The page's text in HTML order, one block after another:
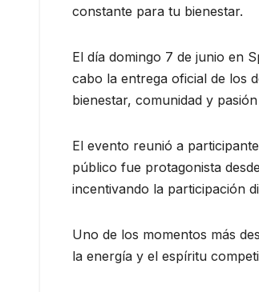
constante para tu bienestar.
El día domingo 7 de junio en
cabo la entrega oficial de los
bienestar, comunidad y
El evento reunió a
público fue protagonista
incentivando la participación
Uno de los momentos más
la energía y el espíritu